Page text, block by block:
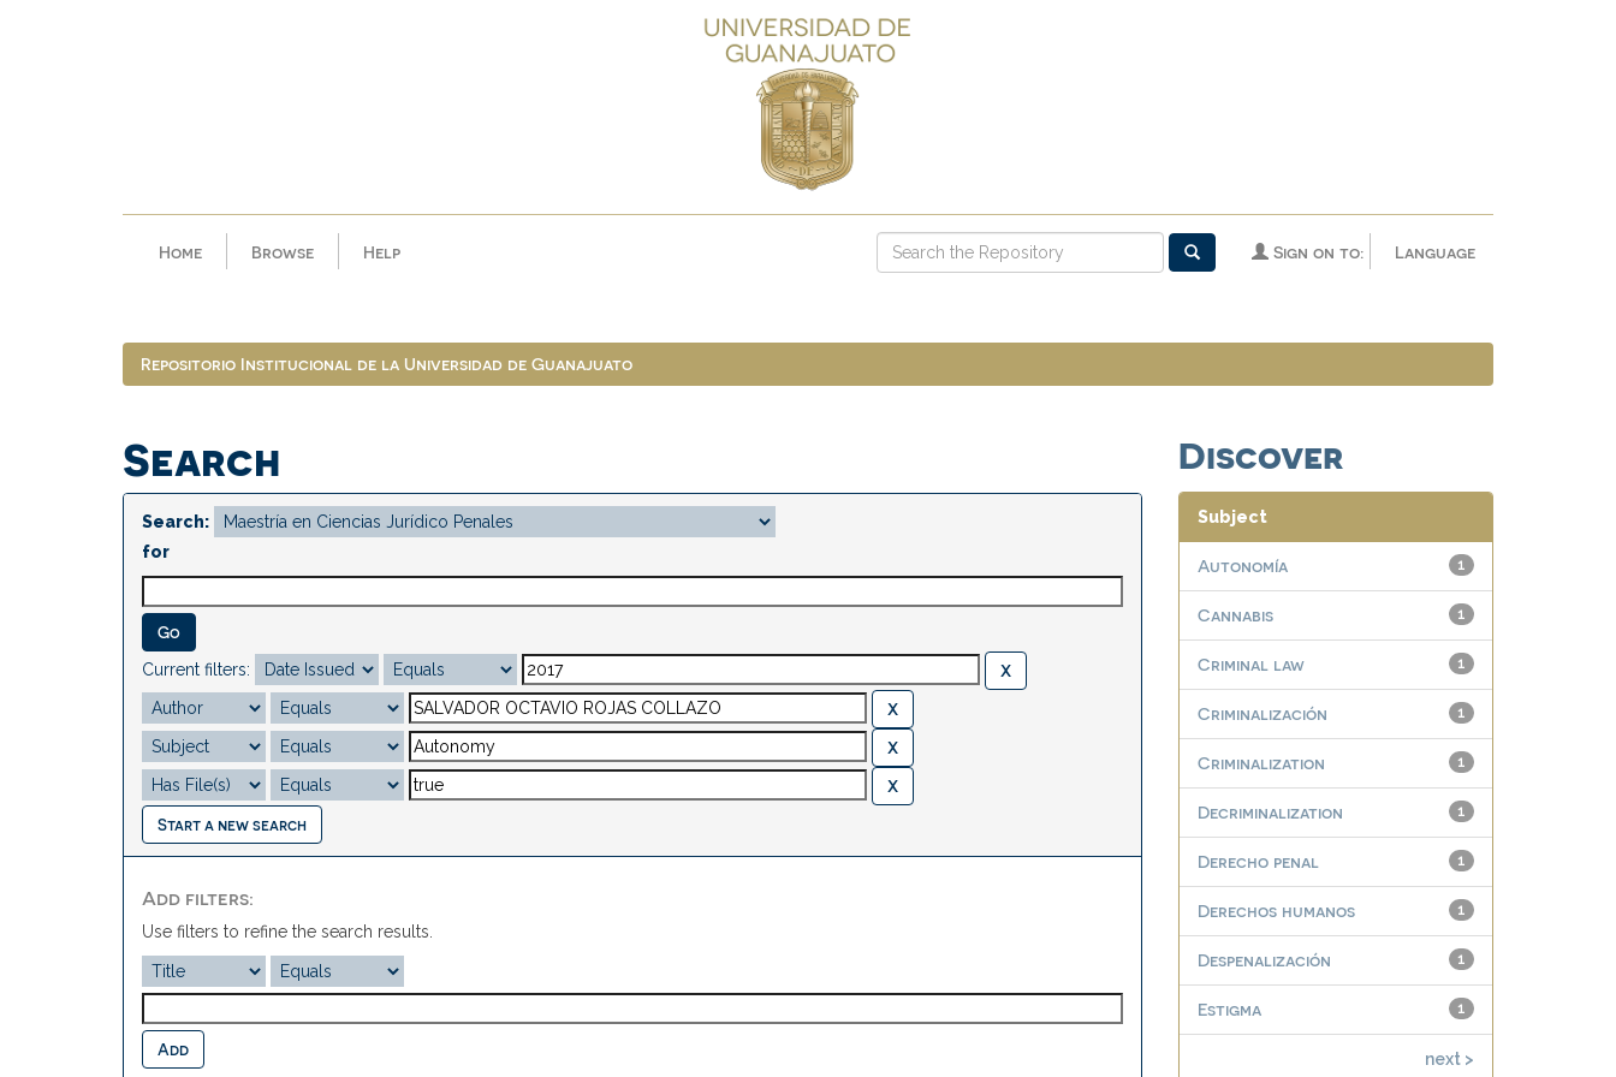
Home Browse Help Language
Sign on to:
Repositorio Institucional de la Universidad de Guanajuato
Search
Search:
for
Current filters:
Start a new search
Add filters:
Use filters to refine the search results.
Discover
Subject
1
Autonomía
1
Cannabis
1
Criminal law
1
Criminalización
1
Criminalization
1
Decriminalization
1
Derecho penal
1
Derechos humanos
1
Despenalización
1
Estigma
next >